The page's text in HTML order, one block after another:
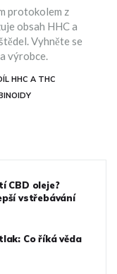
protokolem z
obsah HHC a
Vyhněte se
výrobce.
HHC A THC
CBD oleje?
vstřebávání
Co říká věda